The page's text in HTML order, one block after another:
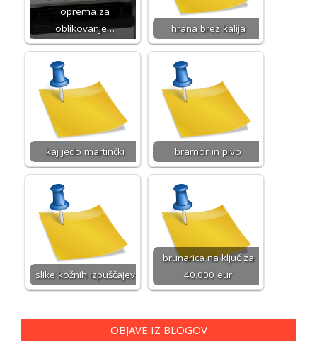
oprema za
oblikovanje…
hrana brez kalija
kaj jedo martinčki bramor in pivo
slike kožnih izpuščajev
brunarica na ključ za
40.000 eur
OBJAVE IZ BLOGOV